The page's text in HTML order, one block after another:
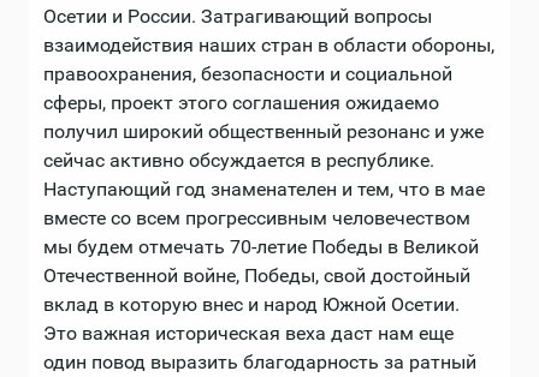
Осетии и России. Затрагивающий вопросы
взаимодействия наших стран в области обороны,
правоохранения, безопасности и социальной
сферы, проект этого соглашения ожидаемо
получил широкий общественный резонанс и уже
сейчас активно обсуждается в республике.
Наступающий год знаменателен и тем, что в мае
вместе со всем прогрессивным человечеством
мы будем отмечать 70-летие Победы в Великой
Отечественной войне, Победы, свой достойный
вклад в которую внес и народ Южной Осетии.
Это важная историческая веха даст нам еще
один повод выразить благодарность за ратный